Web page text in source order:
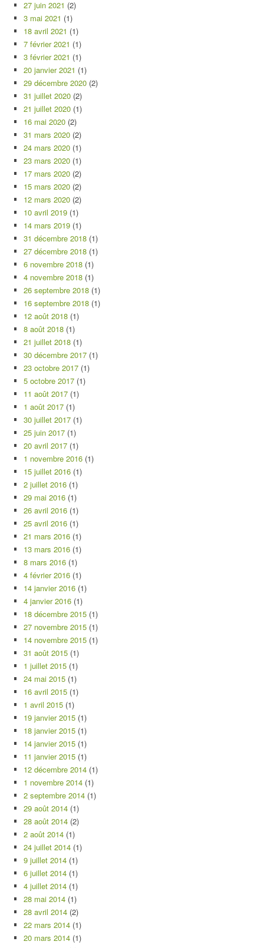
27 juin 2021 (2)
3 mai 2021 (1)
18 avril 2021 (1)
7 février 2021 (1)
3 février 2021 (1)
20 janvier 2021 (1)
29 décembre 2020 (2)
31 juillet 2020 (2)
21 juillet 2020 (1)
16 mai 2020 (2)
31 mars 2020 (2)
24 mars 2020 (1)
23 mars 2020 (1)
17 mars 2020 (2)
15 mars 2020 (2)
12 mars 2020 (2)
10 avril 2019 (1)
14 mars 2019 (1)
31 décembre 2018 (1)
27 décembre 2018 (1)
6 novembre 2018 (1)
4 novembre 2018 (1)
26 septembre 2018 (1)
16 septembre 2018 (1)
12 août 2018 (1)
8 août 2018 (1)
21 juillet 2018 (1)
30 décembre 2017 (1)
23 octobre 2017 (1)
5 octobre 2017 (1)
11 août 2017 (1)
1 août 2017 (1)
30 juillet 2017 (1)
25 juin 2017 (1)
20 avril 2017 (1)
1 novembre 2016 (1)
15 juillet 2016 (1)
2 juillet 2016 (1)
29 mai 2016 (1)
26 avril 2016 (1)
25 avril 2016 (1)
21 mars 2016 (1)
13 mars 2016 (1)
8 mars 2016 (1)
4 février 2016 (1)
14 janvier 2016 (1)
4 janvier 2016 (1)
18 décembre 2015 (1)
27 novembre 2015 (1)
14 novembre 2015 (1)
31 août 2015 (1)
1 juillet 2015 (1)
24 mai 2015 (1)
16 avril 2015 (1)
1 avril 2015 (1)
19 janvier 2015 (1)
18 janvier 2015 (1)
14 janvier 2015 (1)
11 janvier 2015 (1)
12 décembre 2014 (1)
1 novembre 2014 (1)
2 septembre 2014 (1)
29 août 2014 (1)
28 août 2014 (2)
2 août 2014 (1)
24 juillet 2014 (1)
9 juillet 2014 (1)
6 juillet 2014 (1)
4 juillet 2014 (1)
28 mai 2014 (1)
28 avril 2014 (2)
22 mars 2014 (1)
20 mars 2014 (1)